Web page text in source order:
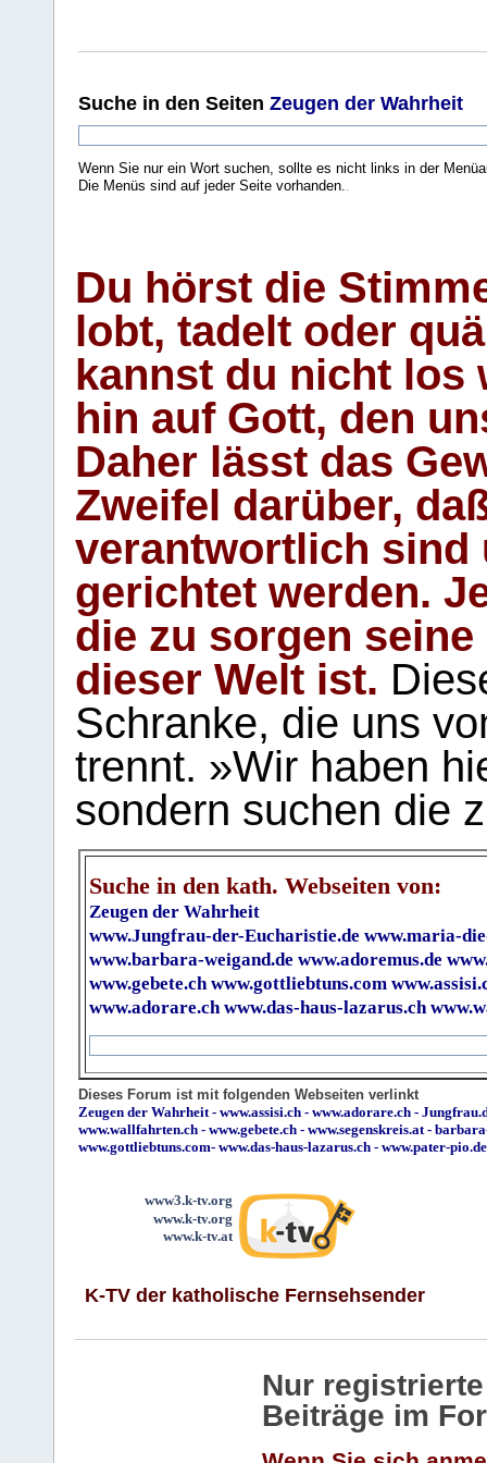
Suche in den Seiten Zeugen der Wahrheit
Wenn Sie nur ein Wort suchen, sollte es nicht links in der
Die Menüs sind auf jeder Seite vorhanden..
Du hörst die
lobt, tadelt oder
kannst du nicht los
hin auf Gott, den
Daher lässt das
Zweifel darüber,
verantwortlich sind
gerichtet werden.
die zu sorgen
dieser Welt ist.
Schranke, die uns
trennt. »Wir haben
sondern suchen die
Suche in den kath. Webseiten von:
Zeugen der Wahrheit
www.Jungfrau-der-Eucharistie.de www.maria-
www.barbara-weigand.de www.adoremus.de
www.gebete.ch www.gottliebtuns.com
www.adorare.ch www.das-haus-lazarus.ch
Dieses Forum ist mit folgenden Webseiten verlinkt
Zeugen der Wahrheit- www.assisi.ch - www.adorare.ch -
www.wallfahrten.ch - www.gebete.ch - www.segenskreis.at-
www.gottliebtuns.com- www.das-haus-lazarus.ch - www.pater-pio.de
www3.k-tv.org
www.k-tv.org
www.k-tv.at
K-TV der katholische Fernsehsender
Nur
Beiträge im